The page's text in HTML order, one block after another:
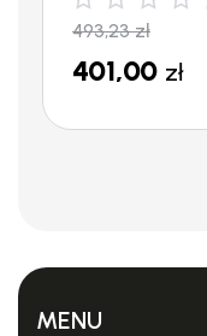
493,23zł
401,00 zł
MENU